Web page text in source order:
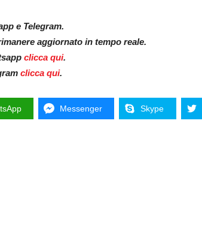
e Telegram.
aggiornato in tempo reale.
clicca qui.
clicca qui.
Messenger Skype